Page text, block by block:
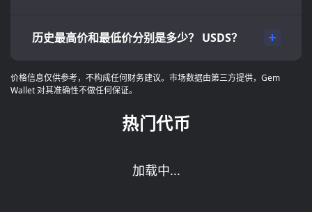
历史最高价和最低价分别是多少？ USDS？
价格信息仅供参考，不构成任何财务建议。市场数据由第三方提供，Gem
Wallet 对其准确性不做任何保证。
热门代币
加载中...